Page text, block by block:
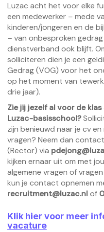
Luzac acht het voor elke
een medewerker – mede
kinderen/jongeren en de
– van onbesproken
dienstverband ook blijft.
solliciteren dien je een
Gedrag (VOG) voor het
op het moment van
drie jaar).
Zie jij jezelf al voor de
Luzac-basisschool?
zijn benieuwd naar je cv
vragen? Neem dan
(Rector) via
kijken ernaar uit om met
algemene vragen of
kun je contact opnemen
recruitment@luzac.nlof
Klik hier voor meer
vacature